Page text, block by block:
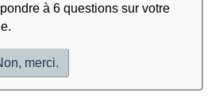
à 6 questions sur votre
merci.